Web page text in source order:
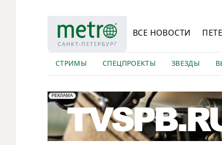
ВСЕ НОВОСТИ
СТРИМЫ СПЕЦПРОЕКТЫ ЗВЕЗДЫ
erid: LdtCK5Efv
РЕКЛАМА
АО "ГАТР", ИНН: 7841320717